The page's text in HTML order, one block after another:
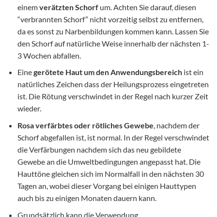
einemverätzten Schorf um. Achten Sie darauf, diesen
“verbrannten Schorf” nicht vorzeitig selbst zu entfernen,
da es sonst zu Narbenbildungen kommen kann. Lassen Sie
den Schorf auf natürliche Weise innerhalb der nächsten 1-
3 Wochen abfallen.
Einegerötete Haut um den Anwendungsbereichist ein
natürliches Zeichen dass der Heilungsprozess eingetreten
ist. Die Rötung verschwindet in der Regel nach kurzer Zeit
wieder.
Rosa verfärbtes oder rötliches Gewebe, nachdem der
Schorf abgefallen ist, ist normal. In der Regel verschwindet
die Verfärbungen nachdem sich das neu gebildete
Gewebe an die Umweltbedingungen angepasst hat. Die
Hauttöne gleichen sich im Normalfall in den nächsten 30
Tagen an, wobei dieser Vorgang bei einigen Hauttypen
auch bis zu einigen Monaten dauern kann.
Grundsätzlich kann die Verwendung